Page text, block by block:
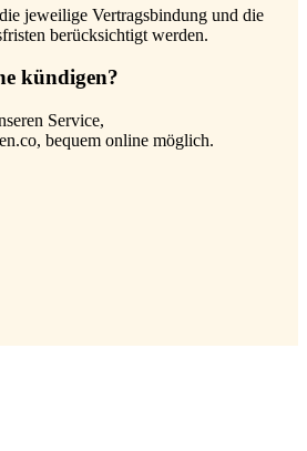
jeweilige Vertragsbindung und die
berücksichtigt werden.
kündigen?
Service,
bequem online möglich.